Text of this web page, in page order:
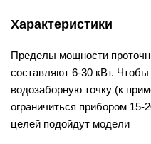
Характеристики
Пределы мощности
составляют 6-30 кВт.
водозаборную точку (к
ограничиться прибором 15-
целей подойдут модели